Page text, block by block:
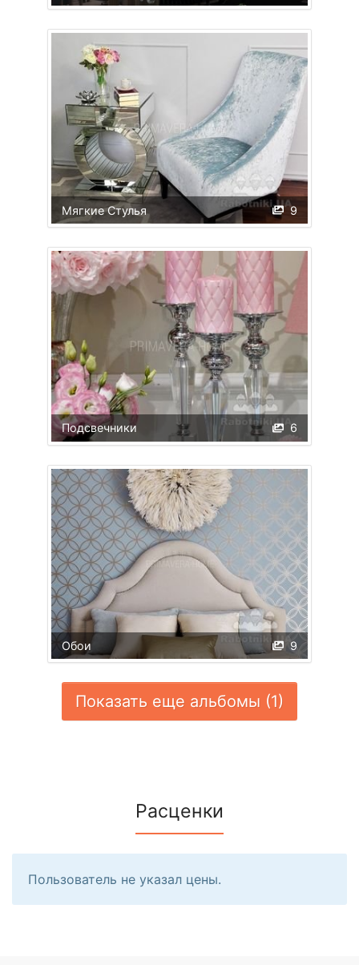
9
Мягкие Стулья
6
Подсвечники
9
Обои
Показать еще альбомы (1)
Расценки
Пользователь не указал цены.